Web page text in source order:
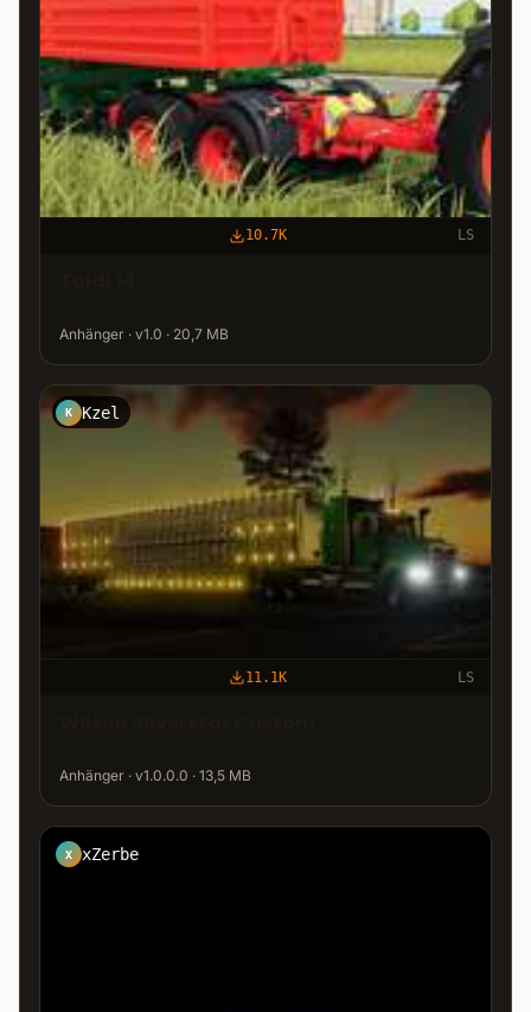
10.7K LS
Anhänger · v1.0 · 20,7 MB
K Kzel
11.1K LS
Anhänger · v1.0.0.0 · 13,5 MB
X xZerbe